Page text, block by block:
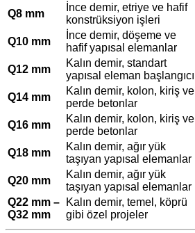
Q8 mm
İnce demir, etriye ve hafif
konstrüksiyon işleri
Q10 mm
İnce demir, döşeme ve
hafif yapısal elemanlar
Q12 mm
Kalın demir, standart
yapısal eleman başlangıcı
Q14 mm
Kalın demir, kolon, kiriş ve
perde betonlar
Q16 mm
Kalın demir, kolon, kiriş ve
perde betonlar
Q18 mm
Kalın demir, ağır yük
taşıyan yapısal elemanlar
Q20 mm
Kalın demir, ağır yük
taşıyan yapısal elemanlar
Q22 mm –
Q32 mm
Kalın demir, temel, köprü
gibi özel projeler